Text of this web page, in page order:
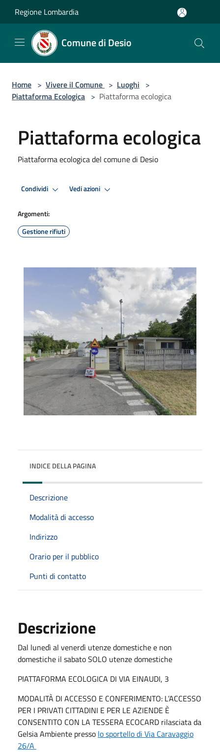
Regione Lombardia
Comune di Desio
Home > Vivere il Comune > Luoghi >
Piattaforma Ecologica > Piattaforma ecologica
Piattaforma ecologica
Piattaforma ecologica del comune di Desio
Condividi Vedi azioni
Argomenti:
Gestione rifiuti
INDICE DELLA PAGINA
Descrizione
Modalità di accesso
Indirizzo
Orario per il pubblico
Punti di contatto
Descrizione
Dal lunedì al venerdì utenze domestiche e non
domestiche il sabato SOLO utenze domestiche
PIATTAFORMA ECOLOGICA DI VIA EINAUDI, 3
MODALITÀ DI ACCESSO E CONFERIMENTO: L’ACCESSO
PER I PRIVATI CITTADINI E PER LE AZIENDE È
CONSENTITO CON LA TESSERA ECOCARD rilasciata da
Gelsia Ambiente presso lo sportello di Via Caravaggio
26/A